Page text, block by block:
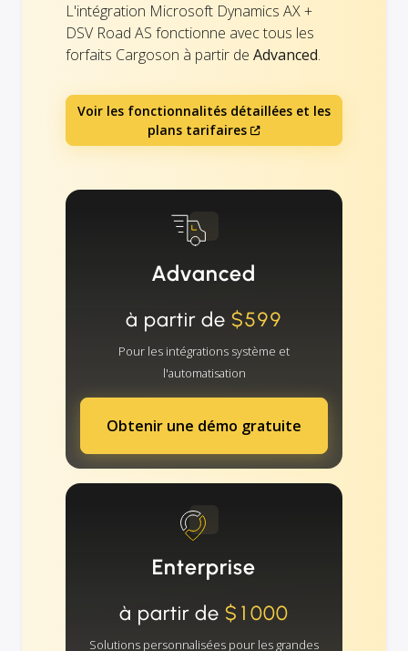
L'intégration Microsoft Dynamics AX +
DSV Road AS fonctionne avec tous les
forfaits Cargoson à partir de Advanced.
Voir les fonctionnalités détaillées et les
plans tarifaires
Advanced
à partir de $599
Pour les intégrations système et
l'automatisation
Obtenir une démo gratuite
Enterprise
à partir de $1000
Solutions personnalisées pour les grandes